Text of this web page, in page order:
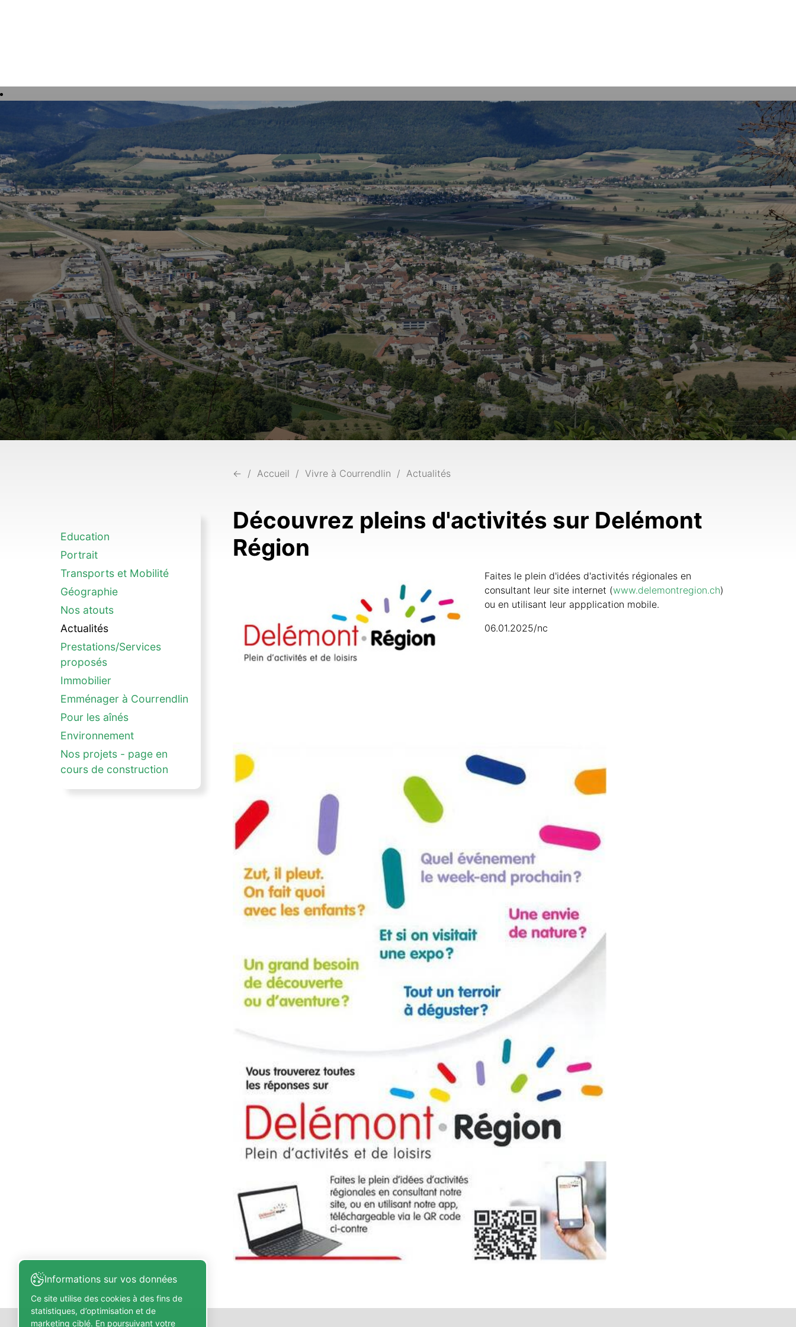
Education
Portrait
Transports et Mobilité
Géographie
Nos atouts
Actualités
Prestations/Services
proposés
Immobilier
Emménager à Courrendlin
Pour les aînés
Environnement
Nos projets - page en
cours de construction
← Accueil Vivre à Courrendlin Actualités
Découvrez pleins d'activités sur Delémont
Région
Faites le plein d'idées d'activités régionales en
consultant leur site internet (www.delemontregion.ch)
ou en utilisant leur appplication mobile.
06.01.2025/nc
Informations sur vos données
Ce site utilise des cookies à des fins de
statistiques, d’optimisation et de
marketing ciblé. En poursuivant votre